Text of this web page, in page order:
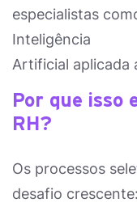
especialistas
Inteligência
Artificial aplicada
Por que isso
RH?
Os processos
desafio crescente: